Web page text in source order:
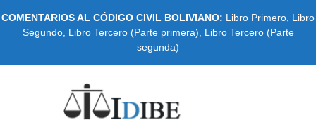
COMENTARIOS AL CÓDIGO CIVIL BOLIVIANO: Libro Primero Libro
Segundo, Libro Tercero (Parte primera)
Libro Tercero (Parte
segunda)